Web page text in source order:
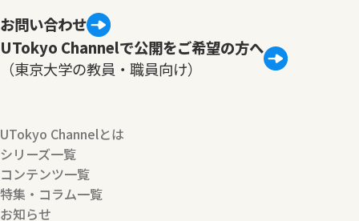
お問い合わせ
UTokyo Channelで公開をご希望の方へ
（東京大学の教員・職員向け）
UTokyo Channelとは
シリーズ一覧
コンテンツ一覧
特集・コラム一覧
お知らせ